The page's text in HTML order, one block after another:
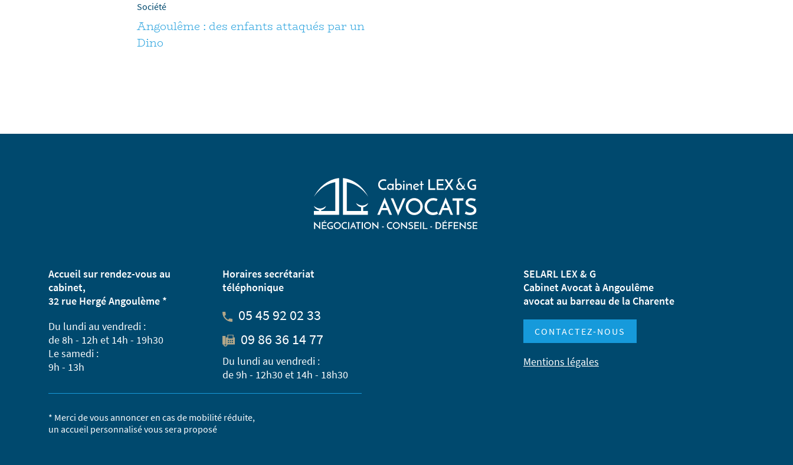
Société
Angoulême : des enfants attaqués par un
Dino
Accueil sur rendez-vous au
cabinet,
32 rue Hergé Angoulème *
Du lundi au vendredi :
de 8h - 12h et 14h - 19h30
Le samedi :
9h - 13h
Horaires secrétariat
téléphonique
05 45 92 02 33
09 86 36 14 77
Du lundi au vendredi :
de 9h - 12h30 et 14h - 18h30
SELARL LEX & G
Cabinet Avocat à Angoulême
avocat au barreau de la Charente
CONTACTEZ-NOUS
Mentions légales
* Merci de vous annoncer en cas de mobilité réduite,
un accueil personnalisé vous sera proposé